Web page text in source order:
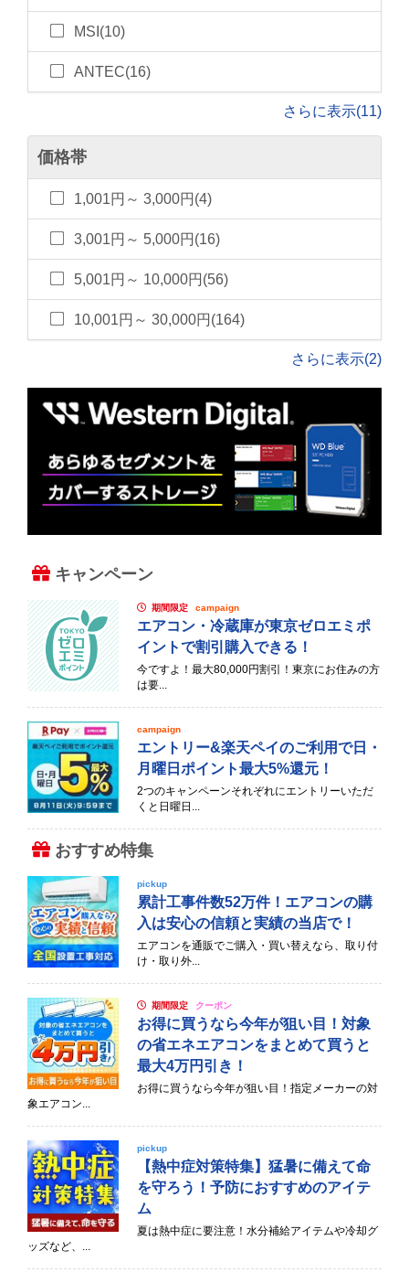
MSI(10)
ANTEC(16)
さらに表示(11)
価格帯
1,001円～ 3,000円(4)
3,001円～ 5,000円(16)
5,001円～ 10,000円(56)
10,001円～ 30,000円(164)
さらに表示(2)
キャンペーン
期間限定 campaign
エアコン・冷蔵庫が東京ゼロエミポ
イントで割引購入できる！
今ですよ！最大80,000円割引！東京にお住みの方
は要...
campaign
エントリー&楽天ペイのご利用で日・
月曜日ポイント最大5%還元！
2つのキャンペーンそれぞれにエントリーいただ
くと日曜日...
おすすめ特集
pickup
累計工事件数52万件！エアコンの購
入は安心の信頼と実績の当店で！
エアコンを通販でご購入・買い替えなら、取り付
け・取り外...
期間限定 クーポン
お得に買うなら今年が狙い目！対象
の省エネエアコンをまとめて買うと
最大4万円引き！
お得に買うなら今年が狙い目！指定メーカーの対
象エアコン...
pickup
【熱中症対策特集】猛暑に備えて命
を守ろう！予防におすすめのアイテ
ム
夏は熱中症に要注意！水分補給アイテムや冷却グ
ッズなど、...